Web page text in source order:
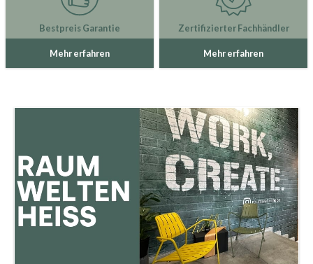
Bestpreis Garantie
Mehr erfahren
Zertifizierter Fachhändler
Mehr erfahren